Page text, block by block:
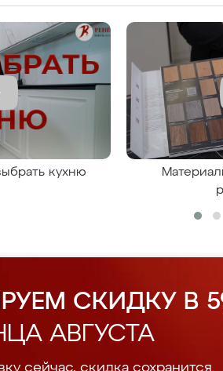
кухню
СКИДКУ В
АВГУСТА
сейчас, скидка сохранится.